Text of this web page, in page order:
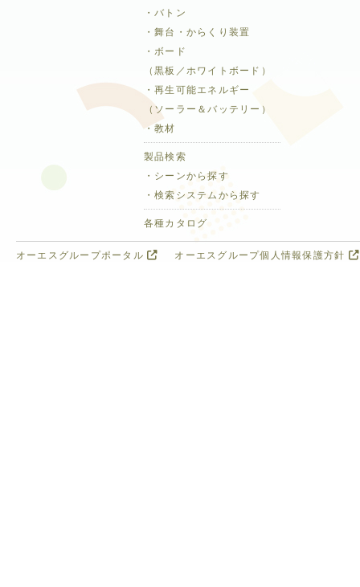
・バトン
・舞台・からくり装置
・ボード
（黒板／ホワイトボード）
・再生可能エネルギー
（ソーラー＆バッテリー）
・教材
製品検索
・シーンから探す
・検索システムから探す
各種カタログ
オーエスグループポータル オーエスグループ個人情報保護方針